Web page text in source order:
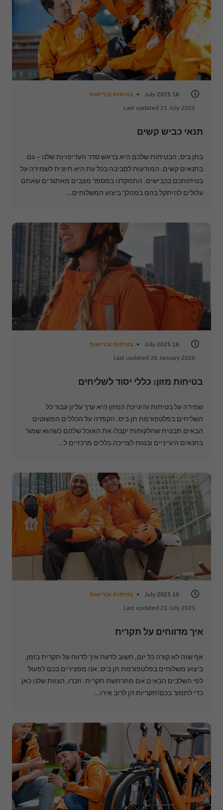
16 July 2025
בטיחות ובריאות
Last updated 21 July 2025
תנאי כביש קשים
בתן ביס, הבטיחות שלכם היא בראש סדר העדיפויות שלנו – גם
בתנאים קשים. המודעות לסביבה בכל עת היא חיונית לשמירה על
בטיחותכם בכבישים. התמקדנו במספר מצבים מאתגרים שאתם
עלולים להיתקל בהם במהלך ביצוע המשלוחים...
16 July 2025
בטיחות ובריאות
Last updated 26 January 2026
בטיחות מזון: כללי יסוד לשליחים
שמירה על בטיחות והיגיינת המזון היא ערך עליון עבור כל
השליחים בפלטפורמת תן ביס. הקפדה על הכללים הפשוטים
הבאים תבטיח שהלקוחות יקבלו את האוכל שלהם כשהוא שמור
בתנאים היגייניים ובטוח לצריכה.כללים מרכזיים ל...
16 July 2025
בטיחות ובריאות
Last updated 21 July 2025
איך מדווחים על תקרית
אף שזה לא קורה כל יום, חשוב לדעת איך לדווח על תקרית בזמן
ביצוע משלוחים בפלטפורמת תן ביס. אנו מפצירים בכם לפעול
לפי השלבים הבאים אם מתרחשת תקרית. וזכרו, הצוות שלנו כאן
כדי לתמוך בכם!תקריות הן לרוב אירו...